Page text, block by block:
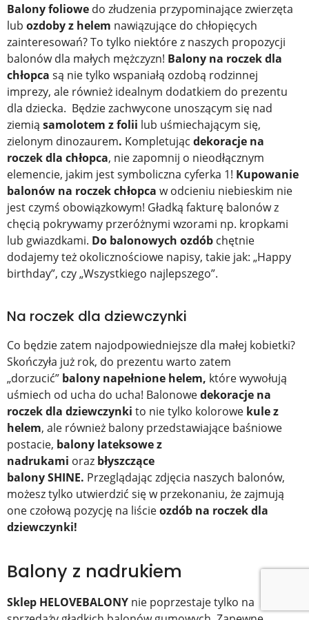
Balony foliowe do złudzenia przypominające zwierzęta
lub ozdoby z helem nawiązujące do chłopięcych
zainteresowań? To tylko niektóre z naszych propozycji
balonów dla małych mężczyzn! Balony na roczek dla
chłopca są nie tylko wspaniałą ozdobą rodzinnej
imprezy, ale również idealnym dodatkiem do prezentu
dla dziecka. Będzie zachwycone unoszącym się nad
ziemią samolotem z folii lub uśmiechającym się,
zielonym dinozaurem. Kompletując dekoracje na
roczek dla chłopca, nie zapomnij o nieodłącznym
elemencie, jakim jest symboliczna cyferka 1! Kupowanie
balonów na roczek chłopca w odcieniu niebieskim nie
jest czymś obowiązkowym! Gładką fakturę balonów z
chęcią pokrywamy przeróżnymi wzorami np. kropkami
lub gwiazdkami. Do balonowych ozdób chętnie
dodajemy też okolicznościowe napisy, takie jak: „Happy
birthday”, czy „Wszystkiego najlepszego”.
Na roczek dla dziewczynki
Co będzie zatem najodpowiedniejsze dla małej kobietki?
Skończyła już rok, do prezentu warto zatem
„dorzucić” balony napełnione helem, które wywołują
uśmiech od ucha do ucha! Balonowedekoracje na
roczek dla dziewczynki to nie tylko kolorowe kule z
helem, ale również balony przedstawiające baśniowe
postacie, balony lateksowe z
nadrukami oraz błyszczące
balonySHINE. Przeglądając zdjęcia naszych balonów,
możesz tylko utwierdzić się w przekonaniu, że zajmują
one czołową pozycję na liścieozdób na roczek dla
dziewczynki!
Balony z nadrukiem
Sklep HELOVEBALONY nie poprzestaje tylko na